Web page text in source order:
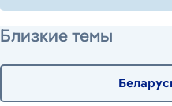
Близкие темы